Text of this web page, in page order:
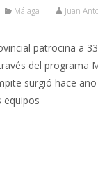
Málaga Juan
patrocina a
del programa
surgió hace
equipos